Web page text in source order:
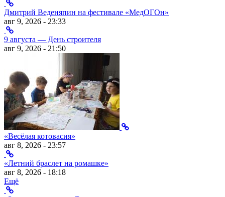
Дмитрий Веденяпин на фестивале «МедОГОн»
авг 9, 2026 - 23:33
9 августа — День строителя
авг 9, 2026 - 21:50
«Весёлая котовасия»
авг 8, 2026 - 23:57
«Летний браслет на ромашке»
авг 8, 2026 - 18:18
Ещё